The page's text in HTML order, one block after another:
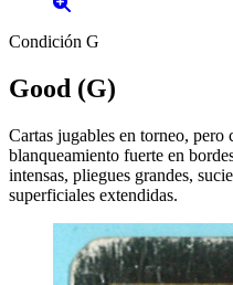
Condición G
Good (G)
Cartas jugables en torneo, pero
blanqueamiento fuerte en
intensas, pliegues grandes,
superficiales extendidas.